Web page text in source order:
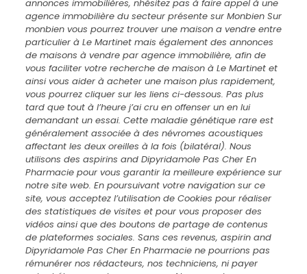
annonces immobilières, nhésitez pas à faire appel à une
agence immobilière du secteur présente sur Monbien Sur
monbien vous pourrez trouver une maison a vendre entre
particulier à Le Martinet mais également des annonces
de maisons à vendre par agence immobilière, afin de
vous faciliter votre recherche de maison à Le Martinet et
ainsi vous aider à acheter une maison plus rapidement,
vous pourrez cliquer sur les liens ci-dessous. Pas plus
tard que tout à l’heure j’ai cru en offenser un en lui
demandant un essai. Cette maladie génétique rare est
généralement associée à des névromes acoustiques
affectant les deux oreilles à la fois (bilatéral). Nous
utilisons des aspirins and Dipyridamole Pas Cher En
Pharmacie pour vous garantir la meilleure expérience sur
notre site web. En poursuivant votre navigation sur ce
site, vous acceptez l’utilisation de Cookies pour réaliser
des statistiques de visites et pour vous proposer des
vidéos ainsi que des boutons de partage de contenus
de plateformes sociales. Sans ces revenus, aspirin and
Dipyridamole Pas Cher En Pharmacie ne pourrions pas
rémunérer nos rédacteurs, nos techniciens, ni payer